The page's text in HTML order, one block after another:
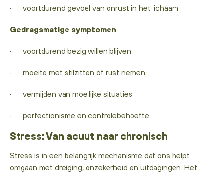
· voortdurend gevoel van onrust in het lichaam
Gedragsmatige symptomen
· voortdurend bezig willen blijven
· moeite met stilzitten of rust nemen
· vermijden van moeilijke situaties
· perfectionisme en controlebehoefte
Stress: Van acuut naar chronisch
Stress is in een belangrijk mechanisme dat ons helpt
omgaan met dreiging, onzekerheid en uitdagingen. Het